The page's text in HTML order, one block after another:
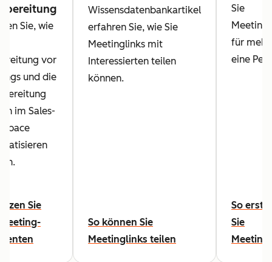
Sie, wie
vor
und die
im Sales-
Sie
Wissensdatenbankartikel
erfahren Sie, wie Sie
Meetinglinks mit
Interessierten teilen
können.
So können Sie
Meetinglinks teilen
Sie
für mehr
eine
So
Sie